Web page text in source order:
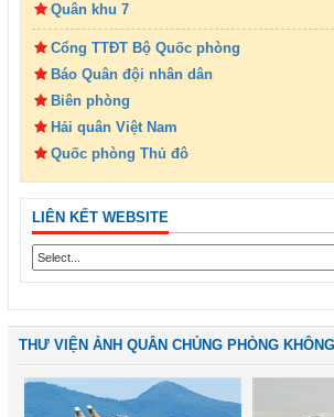
Quân khu 7
Cổng TTĐT Bộ Quốc phòng
Báo Quân đội nhân dân
Biên phòng
Hải quân Việt Nam
Quốc phòng Thủ đô
LIÊN KẾT WEBSITE
THƯ VIỆN ẢNH QUÂN CHỦNG PHÒNG